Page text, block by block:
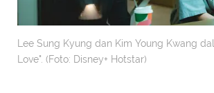
Lee Sung Kyung dan Kim Young Kwang
Love". (Foto: Disney+ Hotstar)